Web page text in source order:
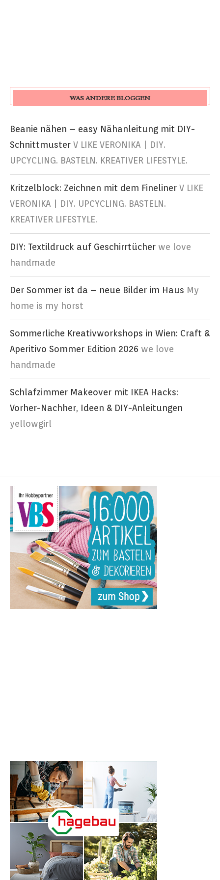
WAS ANDERE BLOGGEN
Beanie nähen – easy Nähanleitung mit DIY-
Schnittmuster V LIKE VERONIKA | DIY.
UPCYCLING. BASTELN. KREATIVER LIFESTYLE.
Kritzelblock: Zeichnen mit dem Fineliner V LIKE
VERONIKA | DIY. UPCYCLING. BASTELN.
KREATIVER LIFESTYLE.
DIY: Textildruck auf Geschirrtücher we love
handmade
Der Sommer ist da – neue Bilder im Haus My
home is my horst
Sommerliche Kreativworkshops in Wien: Craft &
Aperitivo Sommer Edition 2026 we love
handmade
Schlafzimmer Makeover mit IKEA Hacks:
Vorher-Nachher, Ideen & DIY-Anleitungen
yellowgirl